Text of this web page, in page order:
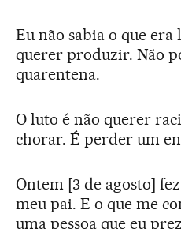
Eu não sabia o que era
querer produzir. Não
quarentena.
O luto é não querer
chorar. É perder um
Ontem [3 de agosto]
meu pai. E o que me
uma pessoa que eu